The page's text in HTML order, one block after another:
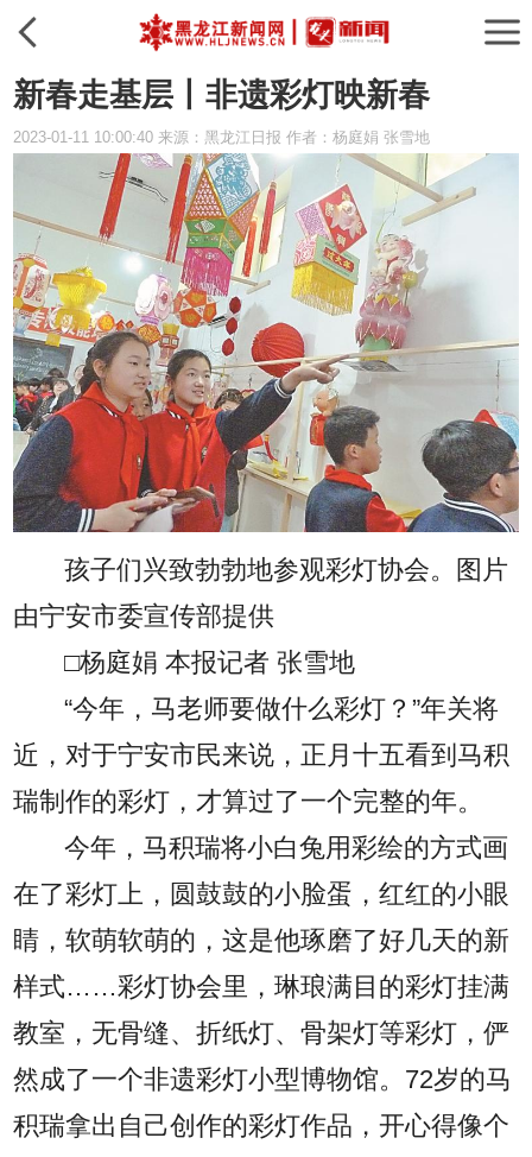
新春走基层丨非遗彩灯映新春
2023-01-11 10:00:40 来源：黑龙江日报 作者：杨庭娟 张雪地
孩子们兴致勃勃地参观彩灯协会。图片
由宁安市委宣传部提供
□杨庭娟 本报记者 张雪地
“今年，马老师要做什么彩灯？”年关将
近，对于宁安市民来说，正月十五看到马积
瑞制作的彩灯，才算过了一个完整的年。
今年，马积瑞将小白兔用彩绘的方式画
在了彩灯上，圆鼓鼓的小脸蛋，红红的小眼
睛，软萌软萌的，这是他琢磨了好几天的新
样式……彩灯协会里，琳琅满目的彩灯挂满
教室，无骨缝、折纸灯、骨架灯等彩灯，俨
然成了一个非遗彩灯小型博物馆。72岁的马
积瑞拿出自己创作的彩灯作品，开心得像个